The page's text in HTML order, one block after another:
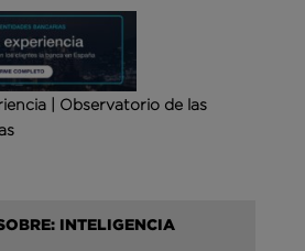
| Observatorio de las
INTELIGENCIA